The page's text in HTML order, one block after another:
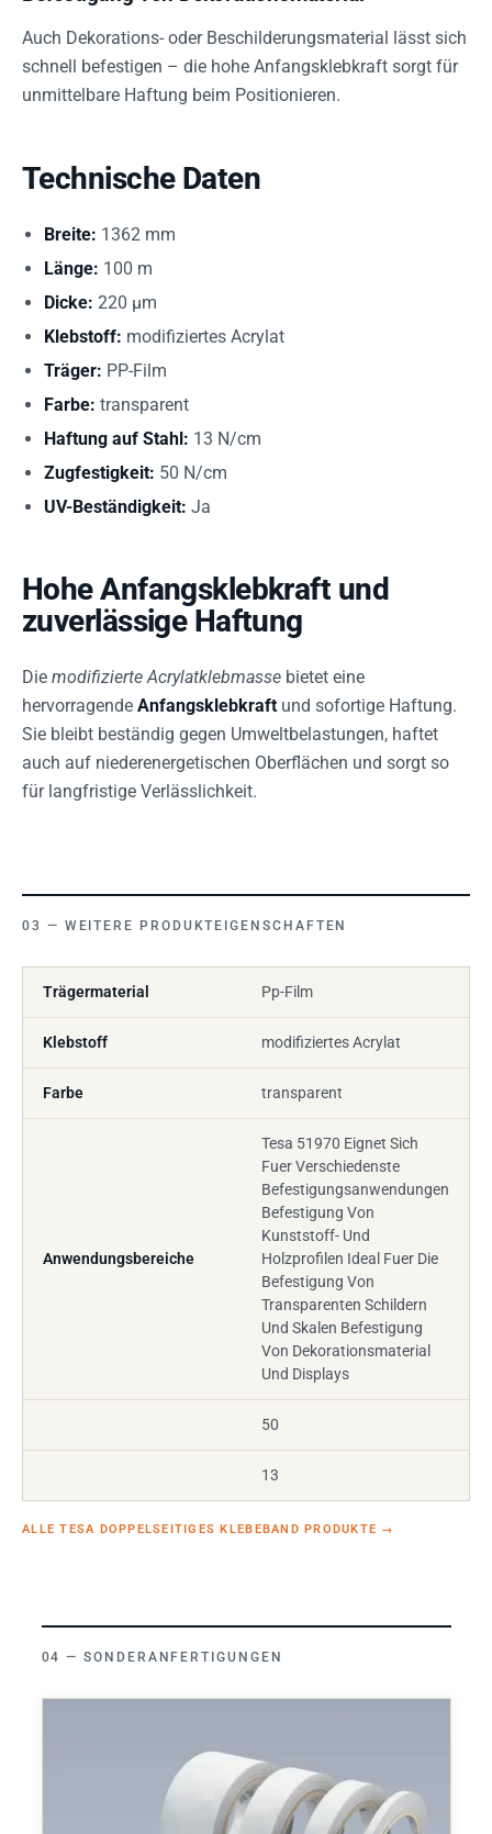
Auch Dekorations- oder Beschilderungsmaterial lässt sich
schnell befestigen – die hohe Anfangsklebkraft sorgt für
unmittelbare Haftung beim Positionieren.
Technische Daten
Breite: 1362 mm
Länge: 100 m
Dicke: 220 µm
Klebstoff: modifiziertes Acrylat
Träger: PP-Film
Farbe: transparent
Haftung auf Stahl: 13 N/cm
Zugfestigkeit: 50 N/cm
UV-Beständigkeit: Ja
Hohe Anfangsklebkraft und
zuverlässige Haftung
Die modifizierte Acrylatklebmasse bietet eine
hervorragende Anfangsklebkraft und sofortige Haftung.
Sie bleibt beständig gegen Umweltbelastungen, haftet
auch auf niederenergetischen Oberflächen und sorgt so
für langfristige Verlässlichkeit.
WEITERE PRODUKTEIGENSCHAFTEN
Trägermaterial Pp-Film
Klebstoff modifiziertes Acrylat
Farbe transparent
Anwendungsbereiche
Tesa 51970 Eignet Sich
Fuer Verschiedenste
Befestigungsanwendungen
Befestigung Von
Kunststoff- Und
Holzprofilen Ideal Fuer Die
Befestigung Von
Transparenten Schildern
Und Skalen Befestigung
Von Dekorationsmaterial
Und Displays
50
13
ALLE TESA DOPPELSEITIGES KLEBEBAND PRODUKTE →
SONDERANFERTIGUNGEN